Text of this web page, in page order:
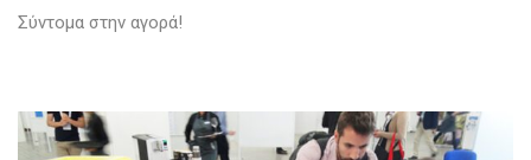
Σύντομα στην αγορά!